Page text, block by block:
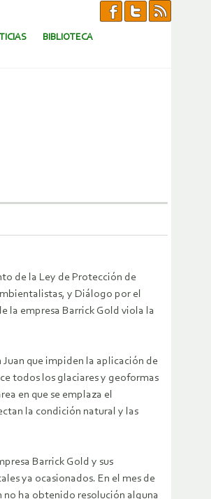
BIBLIOTECA
de la Ley de Protección de
y Diálogo por el
la empresa Barrick Gold viola la
que impiden la aplicación de
todos los glaciares y geoformas
en que se emplaza el
la condición natural y las
Barrick Gold y sus
ya ocasionados. En el mes de
no ha obtenido resolución alguna